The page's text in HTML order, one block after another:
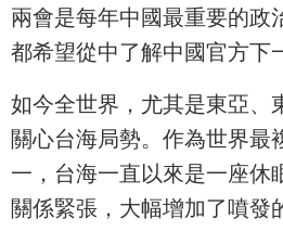
兩會是每年中國最重要的政
都希望從中了解中國官方下
如今全世界，尤其是東亞、
關心台海局勢。作為世界最
一，台海一直以來是一座休
關係緊張，大幅增加了噴發